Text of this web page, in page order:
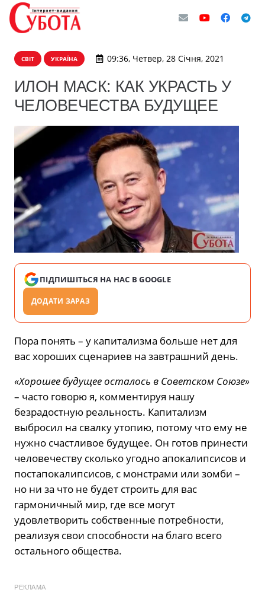
СВІТ УКРАЇНА 09:36, Четвер, 28 Січня, 2021
ИЛОН МАСК: КАК УКРАСТЬ У
ЧЕЛОВЕЧЕСТВА БУДУЩЕЕ
ПІДПИШІТЬСЯ НА НАС В GOOGLE
ДОДАТИ ЗАРАЗ
Пора понять – у капитализма больше нет для
вас хороших сценариев на завтрашний день.
«Хорошее будущее осталось в Советском Союзе»
– часто говорю я, комментируя нашу
безрадостную реальность. Капитализм
выбросил на свалку утопию, потому что ему не
нужно счастливое будущее. Он готов принести
человечеству сколько угодно апокалипсисов и
постапокалипсисов, с монстрами или зомби –
но ни за что не будет строить для вас
гармоничный мир, где все могут
удовлетворить собственные потребности,
реализуя свои способности на благо всего
остального общества.
РЕКЛАМА